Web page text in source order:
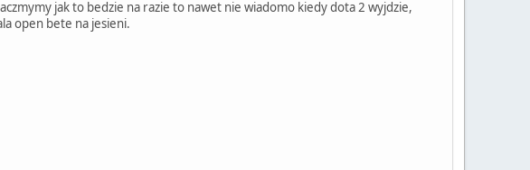
jak to bedzie na razie to nawet nie wiadomo kiedy dota 2 wyjdzie,
open bete na jesieni.